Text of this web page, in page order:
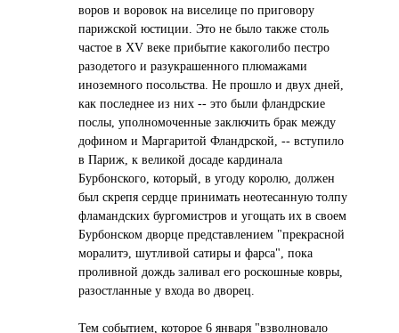
воров и воровок на виселице по приговору
парижской юстиции. Это не было также столь
частое в XV веке прибытие какоголибо пестро
разодетого и разукрашенного плюмажами
иноземного посольства. Не прошло и двух дней,
как последнее из них -- это были фландрские
послы, уполномоченные заключить брак между
дофином и Маргаритой Фландрской, -- вступило
в Париж, к великой досаде кардинала
Бурбонского, который, в угоду королю, должен
был скрепя сердце принимать неотесанную толпу
фламандских бургомистров и угощать их в своем
Бурбонском дворце представлением "прекрасной
моралитэ, шутливой сатиры и фарса", пока
проливной дождь заливал его роскошные ковры,
разостланные у входа во дворец.
Тем событием, которое 6 января "взволновало